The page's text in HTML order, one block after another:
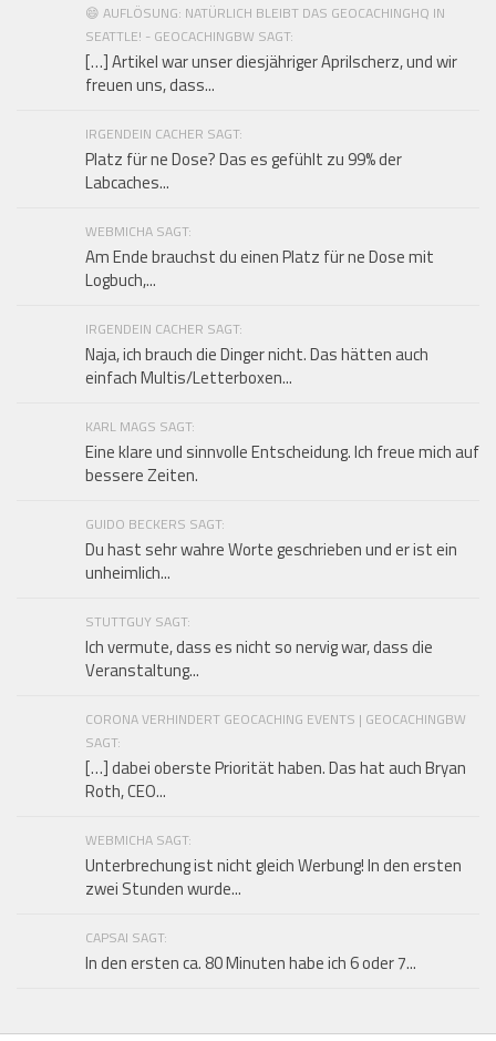
😄 AUFLÖSUNG: NATÜRLICH BLEIBT DAS GEOCACHINGHQ IN
SEATTLE! - GEOCACHINGBW SAGT:
[…] Artikel war unser diesjähriger Aprilscherz, und wir
freuen uns, dass...
IRGENDEIN CACHER SAGT:
Platz für ne Dose? Das es gefühlt zu 99% der
Labcaches...
WEBMICHA SAGT:
Am Ende brauchst du einen Platz für ne Dose mit
Logbuch,...
IRGENDEIN CACHER SAGT:
Naja, ich brauch die Dinger nicht. Das hätten auch
einfach Multis/Letterboxen...
KARL MAGS SAGT:
Eine klare und sinnvolle Entscheidung. Ich freue mich auf
bessere Zeiten.
GUIDO BECKERS SAGT:
Du hast sehr wahre Worte geschrieben und er ist ein
unheimlich...
STUTTGUY SAGT:
Ich vermute, dass es nicht so nervig war, dass die
Veranstaltung...
CORONA VERHINDERT GEOCACHING EVENTS | GEOCACHINGBW
SAGT:
[…] dabei oberste Priorität haben. Das hat auch Bryan
Roth, CEO...
WEBMICHA SAGT:
Unterbrechung ist nicht gleich Werbung! In den ersten
zwei Stunden wurde...
CAPSAI SAGT:
In den ersten ca. 80 Minuten habe ich 6 oder 7...